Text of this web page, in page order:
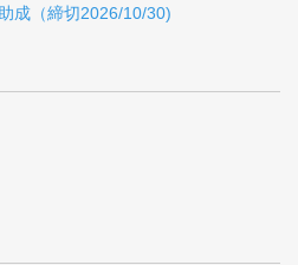
成（締切2026/10/30)